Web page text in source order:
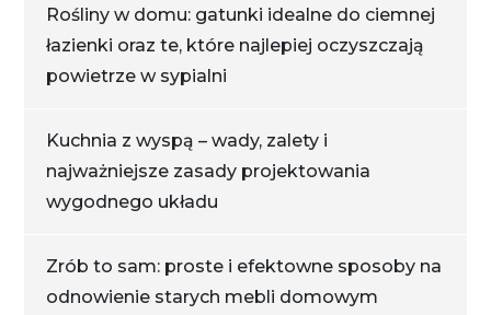
Rośliny w domu: gatunki idealne do ciemnej
łazienki oraz te, które najlepiej oczyszczają
powietrze w sypialni
Kuchnia z wyspą – wady, zalety i
najważniejsze zasady projektowania
wygodnego układu
Zrób to sam: proste i efektowne sposoby na
odnowienie starych mebli domowym